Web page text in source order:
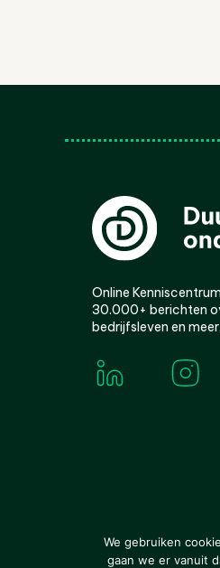
Online
30.000+ berichten
bedrijfsleven en meer.
© 2000-2026 Van der
We gebruiken
gaan we er vanuit